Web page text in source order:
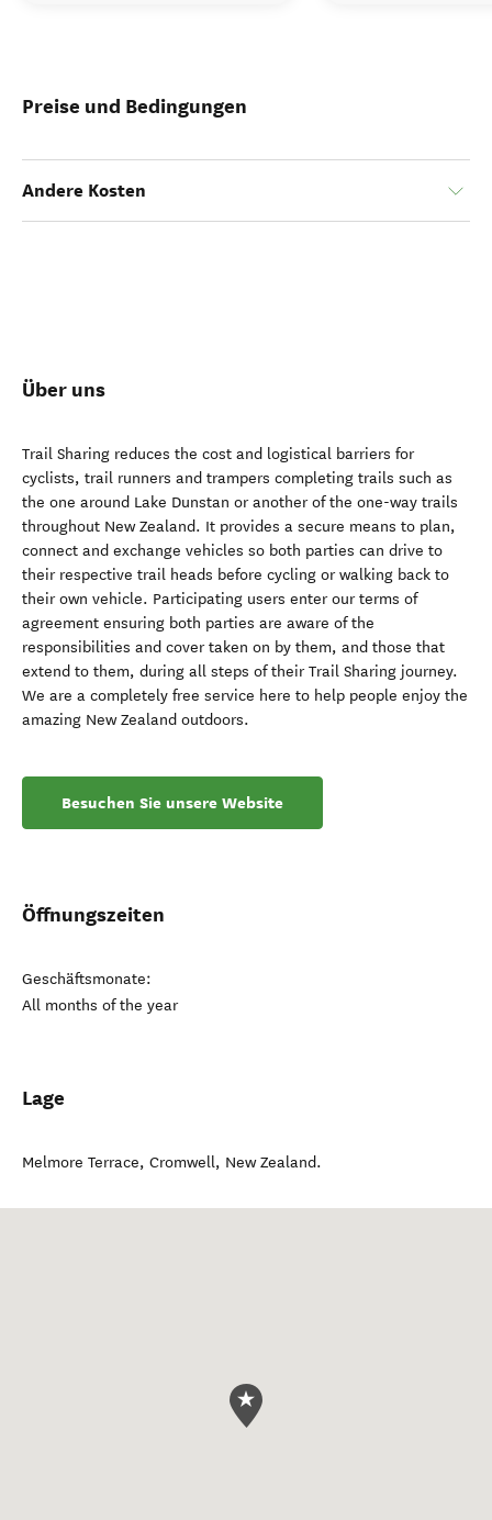
Preise und Bedingungen
Andere Kosten
Über uns
Trail Sharing reduces the cost and logistical barriers for
cyclists, trail runners and trampers completing trails such as
the one around Lake Dunstan or another of the one-way trails
throughout New Zealand. It provides a secure means to plan,
connect and exchange vehicles so both parties can drive to
their respective trail heads before cycling or walking back to
their own vehicle. Participating users enter our terms of
agreement ensuring both parties are aware of the
responsibilities and cover taken on by them, and those that
extend to them, during all steps of their Trail Sharing journey.
We are a completely free service here to help people enjoy the
amazing New Zealand outdoors.
Besuchen Sie unsere Website
Öffnungszeiten
Geschäftsmonate:
All months of the year
Lage
Melmore Terrace, Cromwell, New Zealand.